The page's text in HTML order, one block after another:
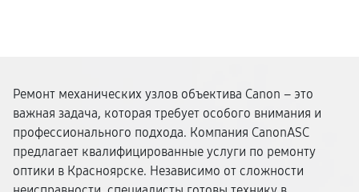
Ремонт механических узлов объектива Canon – это
важная задача, которая требует особого внимания и
профессионального подхода. Компания CanonASC
предлагает квалифицированные услуги по ремонту
оптики в Красноярске. Независимо от сложности